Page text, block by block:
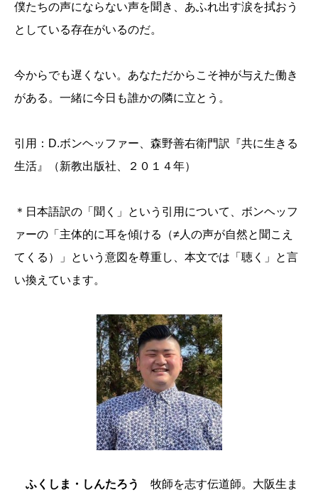
僕たちの声にならない声を聞き、あふれ出す涙を拭おう
としている存在がいるのだ。
今からでも遅くない。あなただからこそ神が与えた働き
がある。一緒に今日も誰かの隣に立とう。
引用：D.ボンヘッファー、森野善右衛門訳『共に生きる
生活』（新教出版社、２０１４年）
＊日本語訳の「聞く」という引用について、ボンヘッフ
ァーの「主体的に耳を傾ける（≠人の声が自然と聞こえ
てくる）」という意図を尊重し、本文では「聴く」と言
い換えています。
ふくしま・しんたろう 牧師を志す伝道師。大阪生ま